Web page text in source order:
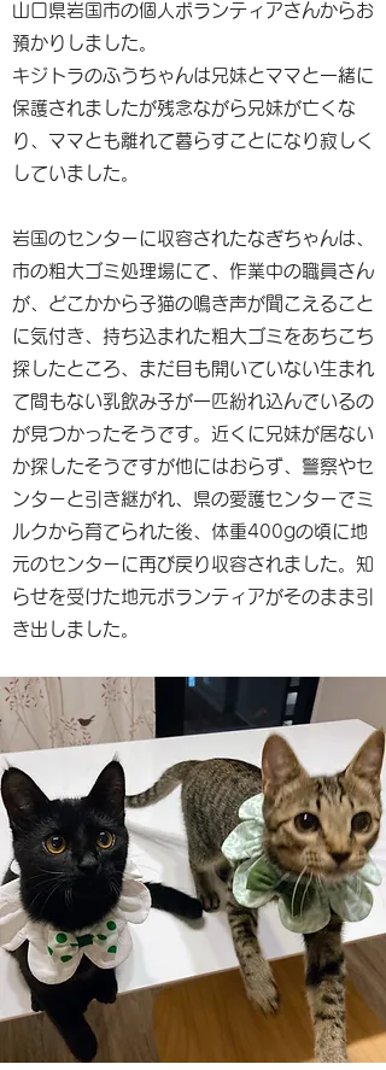
山口県岩国市の個人ボランティアさんからお
預かりしました。
キジトラのふうちゃんは兄妹とママと一緒に
保護されましたが残念ながら兄妹が亡くな
り、ママとも離れて暮らすことになり寂しく
していました。
岩国のセンターに収容されたなぎちゃんは、
市の粗大ゴミ処理場にて、作業中の職員さん
が、どこかから子猫の鳴き声が聞こえること
に気付き、持ち込まれた粗大ゴミをあちこち
探したところ、まだ目も開いていない生まれ
て間もない乳飲み子が一匹紛れ込んでいるの
が見つかったそうです。近くに兄妹が居ない
か探したそうですが他にはおらず、警察やセ
ンターと引き継がれ、県の愛護センターでミ
ルクから育てられた後、体重400gの頃に地
元のセンターに再び戻り収容されました。知
らせを受けた地元ボランティアがそのまま引
き出しました。